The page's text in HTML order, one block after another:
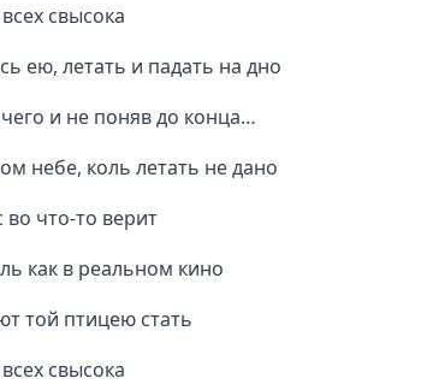
свысока
ею, летать и падать на дно
и не поняв до конца…
небе, коль летать не дано
что-то верит
как в реальном кино
той птицею стать
свысока